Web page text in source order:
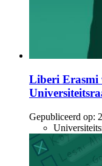
Liberi Erasmi
Gepubliceerd op: